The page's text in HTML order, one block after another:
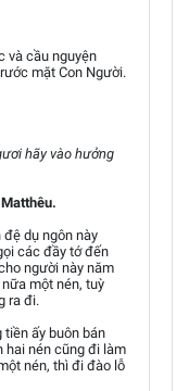
và cầu nguyện
mặt Con Người.
hãy vào hưởng
đệ dụ ngôn này
các đầy tớ đến
người này năm
một nén, tuỳ
ra đi.
tiền ấy buôn bán
hai nén cũng đi làm
nén, thì đi đào lỗ